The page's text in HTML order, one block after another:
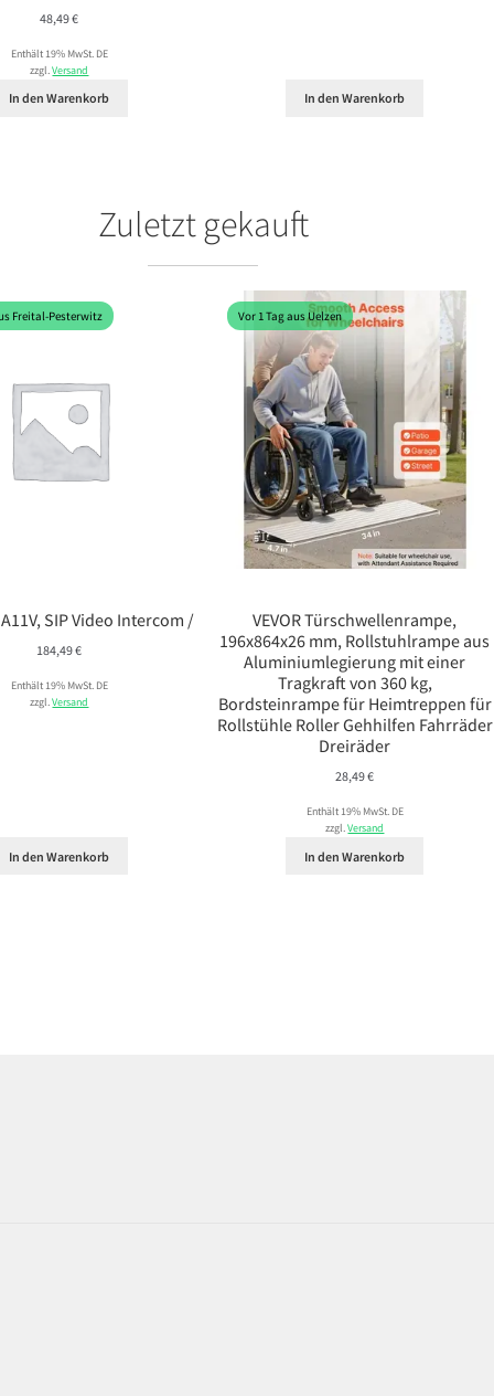
48,49€
Enthält 19% MwSt. DE
zzgl.Versand
In den Warenkorb In den Warenkorb
Zuletzt gekauft
Freital-Pesterwitz
SIP Video Intercom /
184,49€
Enthält 19% MwSt. DE
zzgl.Versand
In den Warenkorb
Vor 1 Tag aus Uelzen
VEVOR Türschwellenrampe,
196x864x26 mm, Rollstuhlrampe aus
Aluminiumlegierung mit einer
Tragkraft von 360 kg,
Bordsteinrampe für Heimtreppen für
Rollstühle Roller Gehhilfen Fahrräder
Dreiräder
28,49€
Enthält 19% MwSt. DE
zzgl.Versand
In den Warenkorb